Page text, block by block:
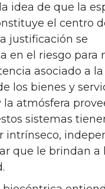
idea de que la
el centro
justificación se
en el riesgo para
asociado a la
los bienes y
atmósfera
sistemas
intrínseco,
que le brindan a